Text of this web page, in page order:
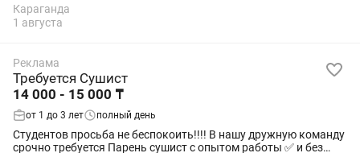
Караганда
1 августа
Реклама
Требуется Сушист
14 000 - 15 000 ₸
от 1 до 3 лет полный день
Студентов просьба не беспокоить!!!! В нашу дружную команду
срочно требуется Парень сушист с опытом работы ✅ и без